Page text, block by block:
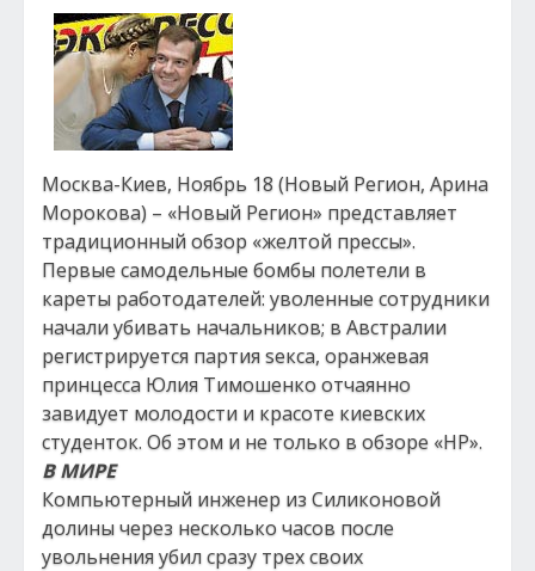
Москва-Киев, Ноябрь 18 (Новый Регион, Арина
Морокова) – «Новый Регион» представляет
традиционный обзор «желтой прессы».
Первые самодельные бомбы полетели в
кареты работодателей: уволенные сотрудники
начали убивать начальников; в Австралии
регистрируется партия sекса, оранжевая
принцесса Юлия Тимошенко отчаянно
завидует молодости и красоте киевских
студенток. Об этом и не только в обзоре «НР».
В МИРЕ
Компьютерный инженер из Силиконовой
долины через несколько часов после
увольнения убил сразу трех своих